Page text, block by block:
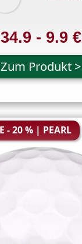
34.9 - 9.9 €
Zum Produkt >
- 20 % | PEARL